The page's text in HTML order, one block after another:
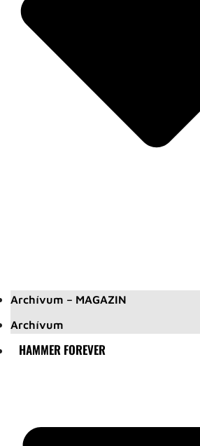
Archívum – MAGAZIN
Archívum
HAMMER FOREVER